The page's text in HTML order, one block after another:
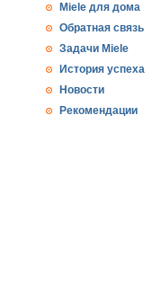
Miele для дома
Обратная связь
Задачи Miele
История успеха
Новости
Рекомендации